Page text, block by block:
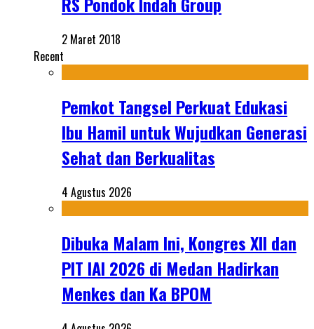
2 Maret 2018
Recent
Pemkot Tangsel Perkuat Edukasi
Ibu Hamil untuk Wujudkan Generasi
Sehat dan Berkualitas
4 Agustus 2026
Dibuka Malam Ini, Kongres XII dan
PIT IAI 2026 di Medan Hadirkan
Menkes dan Ka BPOM